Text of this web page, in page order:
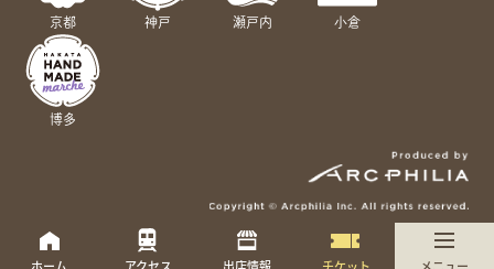
京都 神戸 瀬戸内 小倉
博多